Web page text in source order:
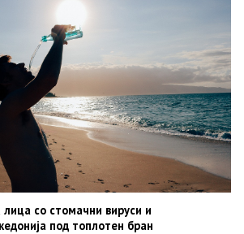
со стомачни вируси и
под топлотен бран